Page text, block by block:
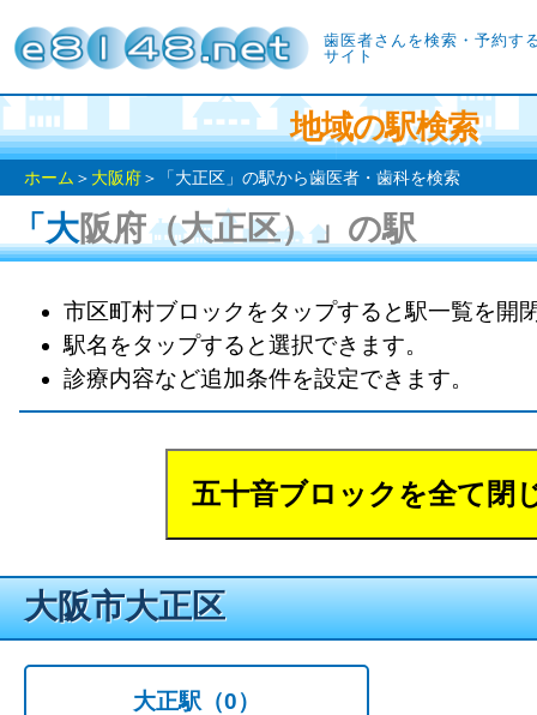
歯医者さんを検索・予約す
サイト
地域の駅検索
ホーム ＞ 大阪府＞「大正区」の駅から歯医者・歯科を検索
「大阪府（大正区）」の駅
市区町村ブロックをタップすると駅一覧を開
駅名をタップすると選択できます。
診療内容など追加条件を設定できます。
大阪市大正区
大正駅 （0）